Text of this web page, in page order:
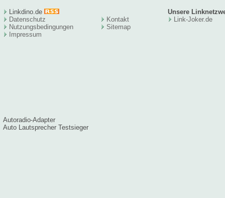
Linkdino.de
Unsere
Datenschutz
Nutzungsbedingungen
Impressum
Kontakt
Sitemap
Link-Joker.de
Autoradio-Adapter
Auto Lautsprecher Testsieger